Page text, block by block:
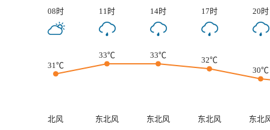
08时 11时 14时 17时 20时
31℃
33℃ 33℃
32℃
30℃
北风 东北风 东北风 东北风
东北